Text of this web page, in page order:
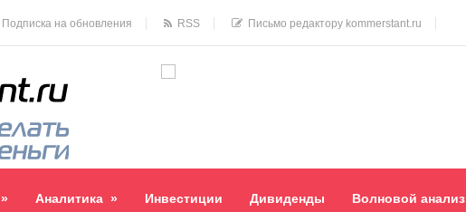
Подписка на обновления RSS Письмо редактору kommerstant.ru
» Аналитика » Инвестиции Дивиденды Волновой анализ